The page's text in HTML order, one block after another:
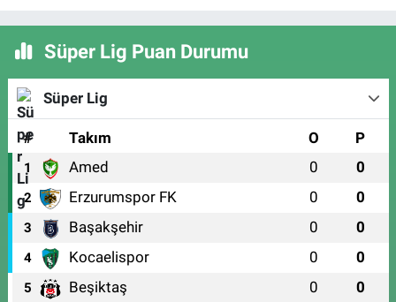
Süper Lig Puan Durumu
Süper Lig
# Takım O P
1 Amed 0 0
2 Erzurumspor FK 0 0
3 Başakşehir 0 0
4 Kocaelispor 0 0
5 Beşiktaş 0 0